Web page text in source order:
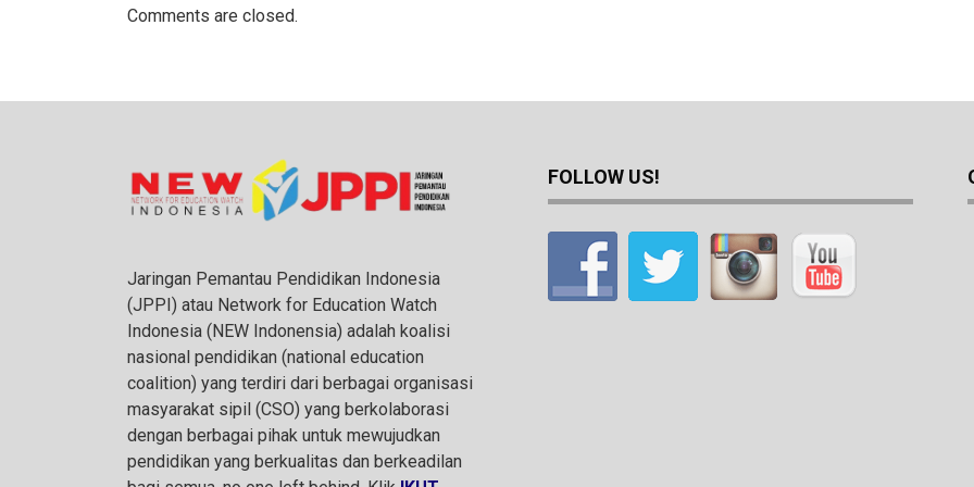
Comments are closed.
Jaringan Pemantau Pendidikan Indonesia
(JPPI) atau Network for Education Watch
Indonesia (NEW Indonensia) adalah koalisi
nasional pendidikan (national education
coalition) yang terdiri dari berbagai organisasi
masyarakat sipil (CSO) yang berkolaborasi
dengan berbagai pihak untuk mewujudkan
pendidikan yang berkualitas dan berkeadilan
FOLLOW US!